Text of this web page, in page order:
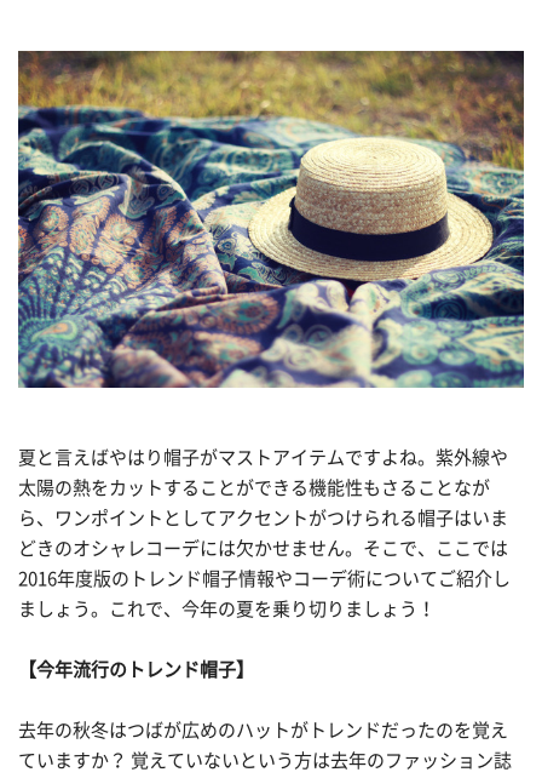
夏と言えばやはり帽子がマストアイテムですよね。紫外線や
太陽の熱をカットすることができる機能性もさることなが
ら、ワンポイントとしてアクセントがつけられる帽子はいま
どきのオシャレコーデには欠かせません。そこで、ここでは
2016年度版のトレンド帽子情報やコーデ術についてご紹介し
ましょう。これで、今年の夏を乗り切りましょう！
【今年流行のトレンド帽子】
去年の秋冬はつばが広めのハットがトレンドだったのを覚え
ていますか？ 覚えていないという方は去年のファッション誌